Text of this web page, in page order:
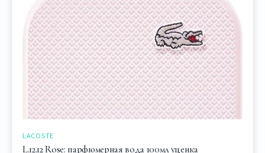
LACOSTE
L.12.12 Rose: парфюмерная вода 100мл уценка